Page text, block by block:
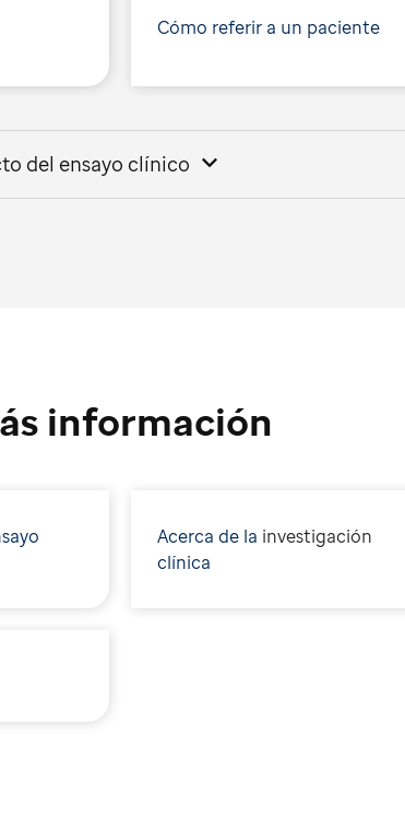
Cómo referir a un paciente
del ensayo clínico
información
Acerca de la investigación
clínica